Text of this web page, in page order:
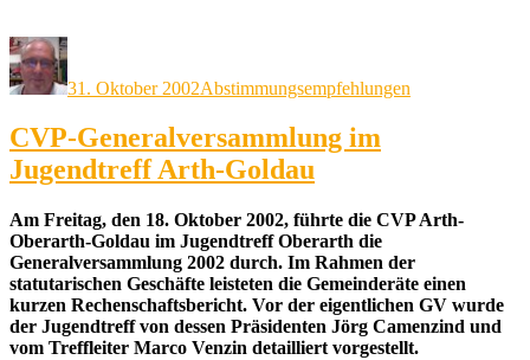
Autor
Veröffentlicht
am
31. Oktober 2002Abstimmungsempfehlungen
CVP-Generalversammlung im
Jugendtreff Arth-Goldau
Am Freitag, den 18. Oktober 2002, führte die CVP Arth-
Oberarth-Goldau im Jugendtreff Oberarth die
Generalversammlung 2002 durch. Im Rahmen der
statutarischen Geschäfte leisteten die Gemeinderäte einen
kurzen Rechenschaftsbericht. Vor der eigentlichen GV wurde
der Jugendtreff von dessen Präsidenten Jörg Camenzind und
vom Treffleiter Marco Venzin detailliert vorgestellt.